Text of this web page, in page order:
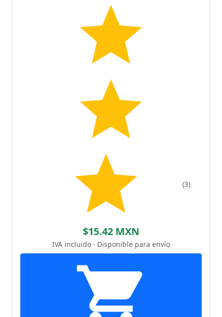
(3)
$15.42 MXN
IVA incluido · Disponible para envío